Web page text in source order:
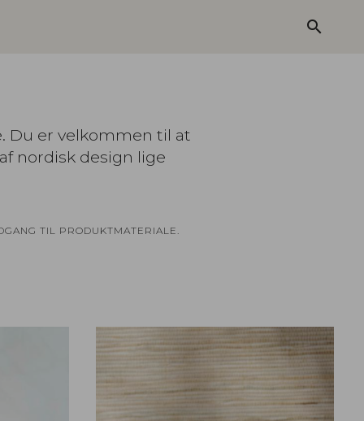
search
Du er velkommen til at
nordisk design lige
TIL PRODUKTMATERIALE.